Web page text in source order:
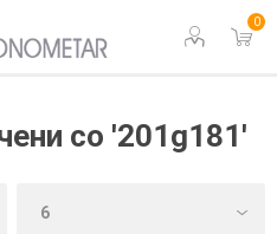
0
со '201g181'